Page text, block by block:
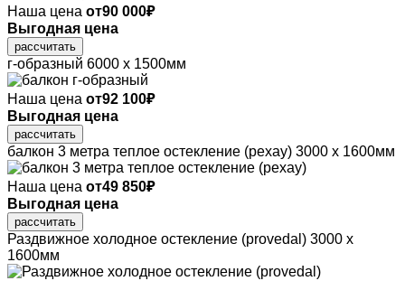
Наша цена от90 000₽
Выгодная цена
рассчитать
г-образный 6000 х 1500мм
Наша цена от92 100₽
Выгодная цена
рассчитать
балкон 3 метра теплое остекление (рехау) 3000 х 1600мм
Наша цена от49 850₽
Выгодная цена
рассчитать
Раздвижное холодное остекление (provedal) 3000 х
1600мм